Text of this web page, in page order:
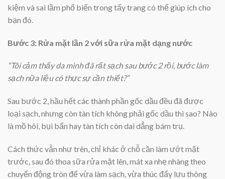
kiệm và sai lầm phổ biến trong tẩy trang có thể giúp ích cho
bạn đó.
Bước 3: Rửa mặt lần 2 với sữa rửa mặt dạng nước
“Tôi cảm thấy da mình đã rất sạch sau bước 2 rồi, bước làm
sạch nữa liệu có thực sự cần thiết?”
Sau bước 2, hầu hết các thành phần gốc dầu đều đã được
loại sạch, nhưng còn tàn tích không phải gốc dầu thì sao? Nào
là mồ hôi, bụi bẩn hay tàn tích còn dai dẳng bám trụ.
Cách thức vẫn như trên, chỉ khác ở chỗ cần làm ướt mặt
trước, sau đó thoa sữa rửa mặt lên, mát xa nhẹ nhàng theo
chuyển động tròn để vừa làm sạch, vừa thúc đẩy lưu thông